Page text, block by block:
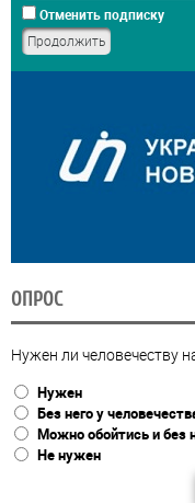
Отменить подписку
ОПРОС
Нужен ли человечеству
Нужен
Без него у
Можно обойтись и без
Не нужен